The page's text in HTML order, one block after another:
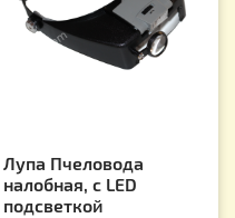
Лупа Пчеловода
налобная, с LED
подсветкой